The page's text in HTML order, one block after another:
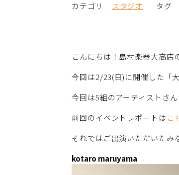
カテゴリ スタジオ タグ
こんにちは！島村楽器大高店
今回は2/23(日)に開催した「
今回は5組のアーティストさ
前回のイベントレポートは こ
それではご出演いただいたみ
kotaro maruyama